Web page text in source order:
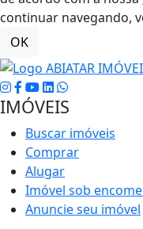
continuar navegando,
OK
IMÓVEIS
Buscar imóveis
Comprar
Alugar
Imóvel sob
Anuncie seu imóvel